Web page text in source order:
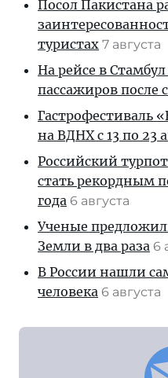
Посол Пакистана
туристах 7 августа
На рейсе в
пассажиров после
Гастрофестиваль
на ВДНХ с 13 по 23
Российский
стать рекордным
года 6 августа
Ученые
Земли в два раза 6
В России нашли
человека 6 августа